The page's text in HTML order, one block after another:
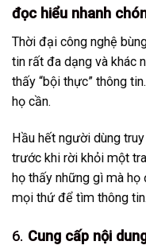
đọc hiểu nhanh
Thời đại công nghệ
tin rất đa dạng và khác
thấy “bội thực” thông
họ cần.
Hầu hết người dùng
trước khi rời khỏi một
họ thấy những gì mà
mọi thứ để tìm thông tin.
6. Cung cấp nội